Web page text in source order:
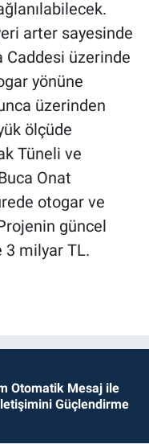
arter sayesinde
Caddesi üzerinde
yönüne
üzerinden
ölçüde
Tüneli ve
Onat
otogar ve
güncel
3 milyar TL.
Otomatik Mesaj ile
Güçlendirme